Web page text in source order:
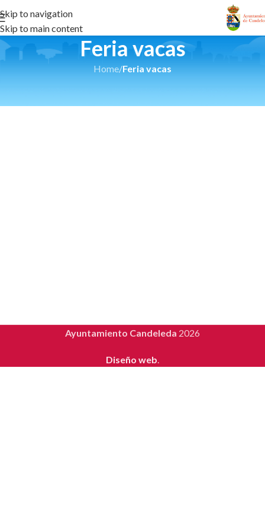
Skip to navigation
Skip to main content
Feria vacas
Home/Feria vacas
Ayuntamiento Candeleda 2026
Diseño web.